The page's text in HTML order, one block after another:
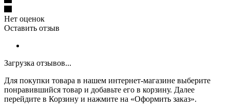
Нет оценок
Оставить отзыв
Загрузка отзывов...
Для покупки товара в нашем интернет-магазине выберите
понравившийся товар и добавьте его в корзину. Далее
перейдите в Корзину и нажмите на «Оформить заказ».